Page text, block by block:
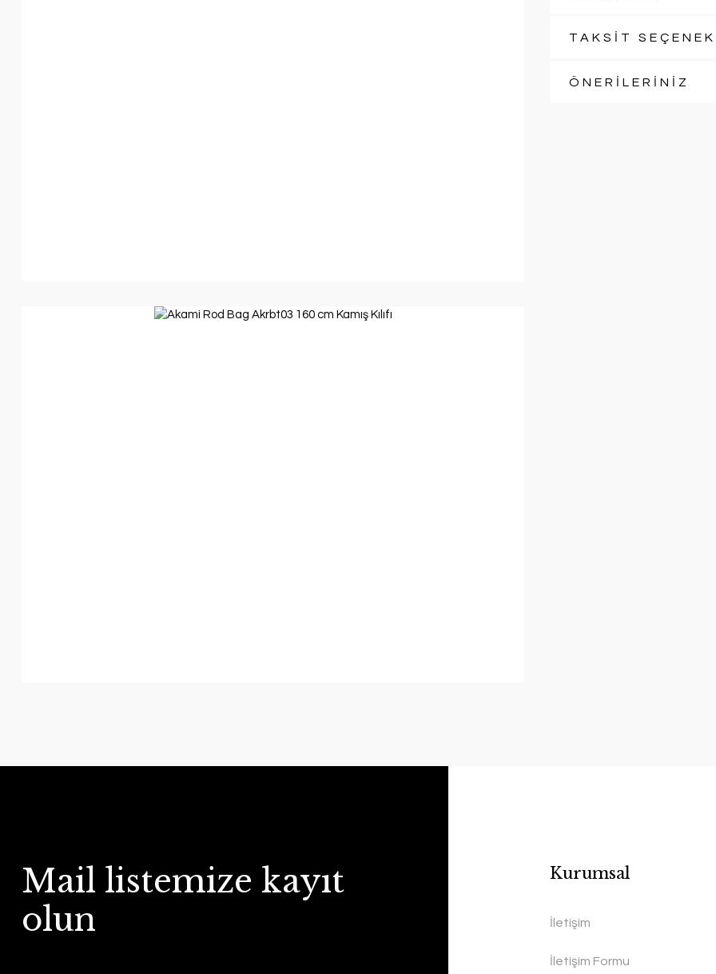
TAKSİT
ÖNERİLERİNİZ
Mail listemize kayıt
olun
Kurumsal
İletişim
İletişim Formu